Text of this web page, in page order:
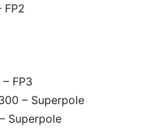
FP2
FP3
– Superpole
Superpole